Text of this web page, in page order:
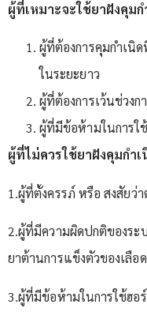
ผู้ที่เหมาะจะใช้ยาฝังคุมก
ผู้ที่ต้องการคุมกำเนิ
ในระยะยาว
ผู้ที่ต้องการเว้นช่วง
ผู้ที่มีข้อห้ามในการใ
ผู้ที่ไม่ควรใช้ยาฝังคุมกำเ
1.ผู้ที่ตั้งครรภ์ หรือ สงสัยว่า
2.ผู้ที่มีความผิดปกติของระ
ยาต้านการแข็งตัวของเลือด
3.ผู้ที่มีข้อห้ามในการใช้ฮอ